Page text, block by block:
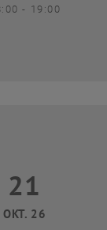
- bis
19:00
Oktober 2026
21
OKT. 26